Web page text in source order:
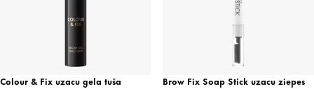
Colour & Fix uzacu gela tuša
Brow Fix Soap Stick uzacu ziepes